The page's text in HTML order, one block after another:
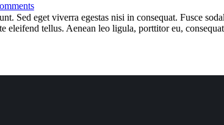
Sed eget viverra egestas nisi in consequat. Fusce
eleifend tellus. Aenean leo ligula, porttitor eu,